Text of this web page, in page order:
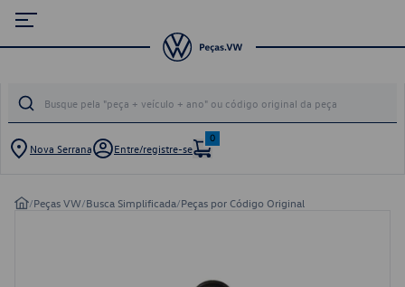
Nova Serrana Entre/registre-se
0
/Peças VW/Busca Simplificada/Peças por Código Original